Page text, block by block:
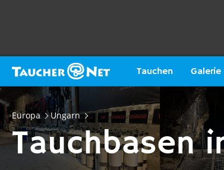
Tauchen Galerie
Europa Ungarn
Tauchbasen